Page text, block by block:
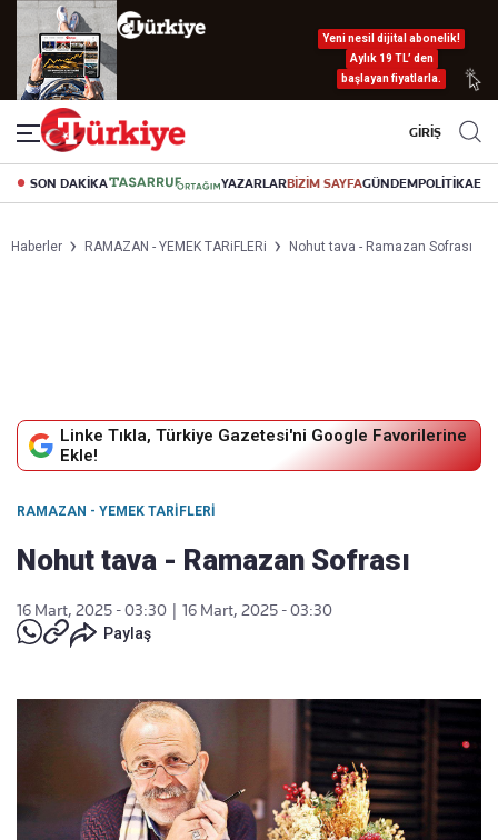
Yeni nesil dijital abonelik!
Aylık 19 TL’ den
başlayan fiyatlarla.
GİRİŞ
SON DAKİKA YAZARLARBİZİM SAYFAGÜNDEMPOLİTİKA
Haberler RAMAZAN - YEMEK TARiFLERi Nohut tava - Ramazan Sofrası
Linke Tıkla, Türkiye Gazetesi'ni Google Favorilerine
Ekle!
RAMAZAN - YEMEK TARIFLERI
Nohut tava - Ramazan Sofrası
16 Mart, 2025 - 03:30
16 Mart, 2025 - 03:30
Paylaş